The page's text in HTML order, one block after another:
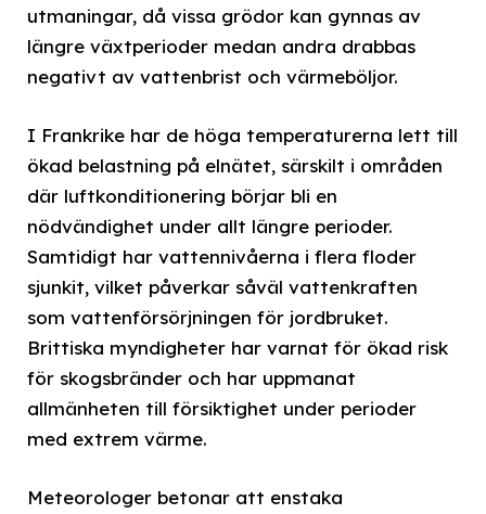
utmaningar, då vissa grödor kan gynnas av
längre växtperioder medan andra drabbas
negativt av vattenbrist och värmeböljor.
I Frankrike har de höga temperaturerna lett till
ökad belastning på elnätet, särskilt i områden
där luftkonditionering börjar bli en
nödvändighet under allt längre perioder.
Samtidigt har vattennivåerna i flera floder
sjunkit, vilket påverkar såväl vattenkraften
som vattenförsörjningen för jordbruket.
Brittiska myndigheter har varnat för ökad risk
för skogsbränder och har uppmanat
allmänheten till försiktighet under perioder
med extrem värme.
Meteorologer betonar att enstaka